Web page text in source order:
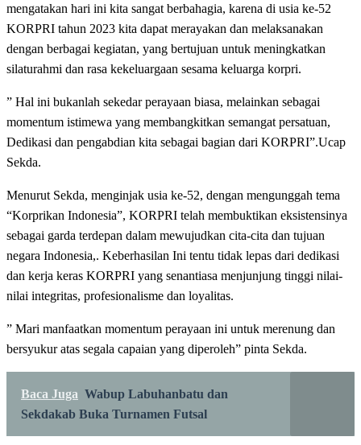
mengatakan hari ini kita sangat berbahagia, karena di usia ke-52
KORPRI tahun 2023 kita dapat merayakan dan melaksanakan
dengan berbagai kegiatan, yang bertujuan untuk meningkatkan
silaturahmi dan rasa kekeluargaan sesama keluarga korpri.
” Hal ini bukanlah sekedar perayaan biasa, melainkan sebagai
momentum istimewa yang membangkitkan semangat persatuan,
Dedikasi dan pengabdian kita sebagai bagian dari KORPRI”.Ucap
Sekda.
Menurut Sekda, menginjak usia ke-52, dengan mengunggah tema
“Korprikan Indonesia”, KORPRI telah membuktikan eksistensinya
sebagai garda terdepan dalam mewujudkan cita-cita dan tujuan
negara Indonesia,. Keberhasilan Ini tentu tidak lepas dari dedikasi
dan kerja keras KORPRI yang senantiasa menjunjung tinggi nilai-
nilai integritas, profesionalisme dan loyalitas.
” Mari manfaatkan momentum perayaan ini untuk merenung dan
bersyukur atas segala capaian yang diperoleh” pinta Sekda.
Baca Juga Wabup Labuhanbatu dan
Sekdakab Buka Turnamen Futsal